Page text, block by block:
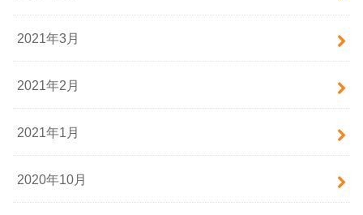
2021年3月
2021年2月
2021年1月
2020年10月